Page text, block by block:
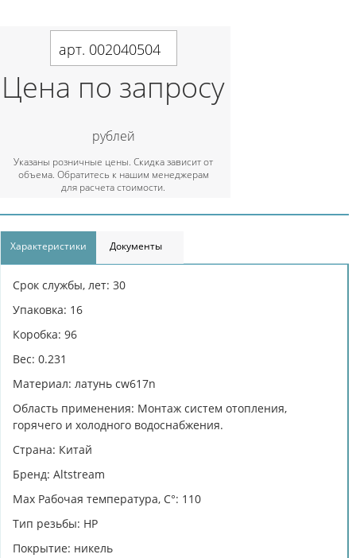
арт. 002040504
Цена по запросу
рублей
Указаны розничные цены. Скидка зависит от
объема. Обратитесь к нашим менеджерам
для расчета стоимости.
Характеристики Документы
Срок службы, лет: 30
Упаковка: 16
Коробка: 96
Вес: 0.231
Материал: латунь cw617n
Область применения: Монтаж систем отопления,
горячего и холодного водоснабжения.
Страна: Китай
Бренд: Altstream
Max Рабочая температура, C°: 110
Тип резьбы: НР
Покрытие: никель